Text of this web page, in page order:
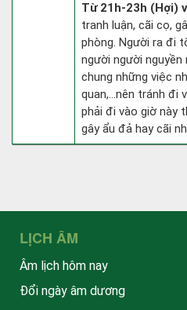
Từ 21h-23h (Hợi)
tranh luận, cãi cọ,
phòng. Người ra đi
người người nguyền
chung những việc
quan,…nên tránh đi
phải đi vào giờ này
gây ẩu đả hay cãi
LỊCH ÂM
Âm lịch hôm nay
Đổi ngày âm dương